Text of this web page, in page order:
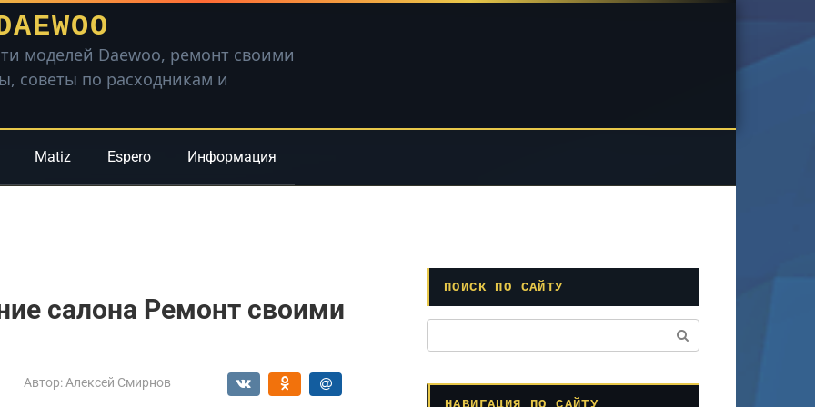
моделей Daewoo, ремонт своими
советы по расходникам и
Matiz Espero Информация
салона Ремонт своими
Автор: Алексей Смирнов
ПОИСК ПО САЙТУ